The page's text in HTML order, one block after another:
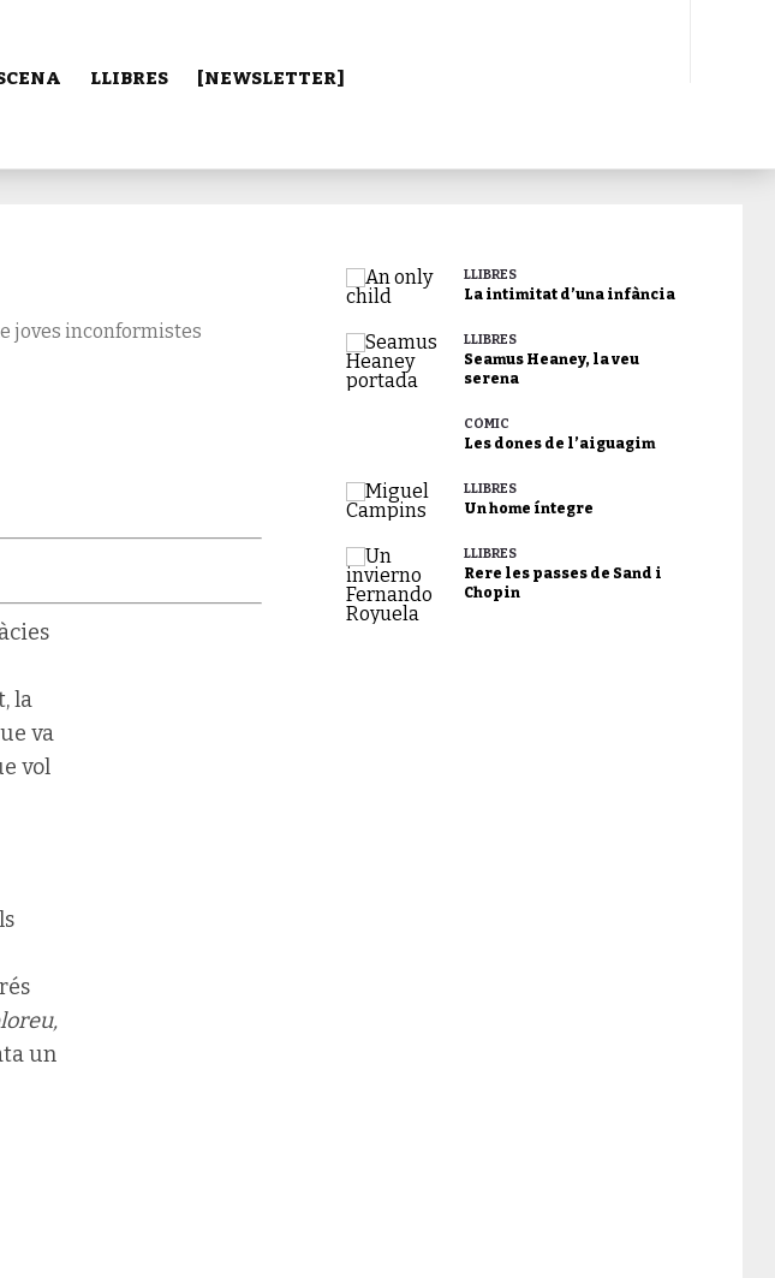
LLIBRES [NEWSLETTER]
joves inconformistes
la
va
vol
un
LLIBRES
La intimitat d’una infància
LLIBRES
Seamus Heaney, la veu
serena
CÒMIC
Les dones de l’aiguagim
LLIBRES
Un home íntegre
LLIBRES
Rere les passes de Sand i
Chopin